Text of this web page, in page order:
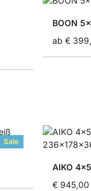
BOON
ab €
Sale
AIKO
€ 945,00